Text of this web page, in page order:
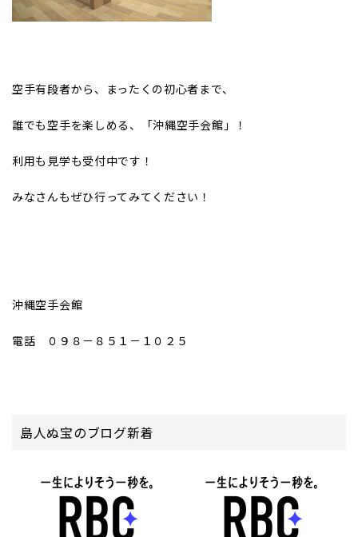
空手有段者から、まったくの初心者まで、
誰でも空手を楽しめる、「沖縄空手会館」！
利用も見学も受付中です！
みなさんもぜひ行ってみてください！
沖縄空手会館
電話 ０９８－８５１－１０２５
島人ぬ宝のブログ新着